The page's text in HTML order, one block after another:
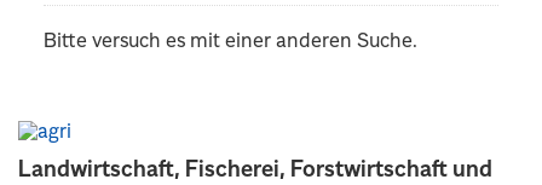
Landwirtschaft, Fischerei, Forstwirtschaft und
Bitte versuch es mit einer anderen Suche.